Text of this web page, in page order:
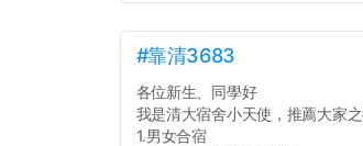
#靠清3683
各位新生、同學好
我是清大宿舍小天使，推薦大家
1.男女合宿